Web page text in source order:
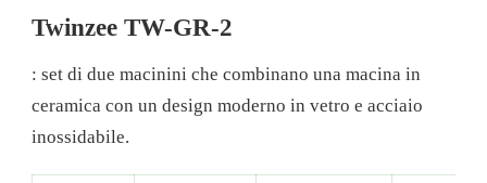
Twinzee TW-GR-2
: set di due macinini che combinano una macina in
ceramica con un design moderno in vetro e acciaio
inossidabile.